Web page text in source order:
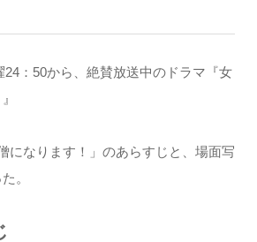
：50から、絶賛放送中のドラマ『女
になります！」のあらすじと、場面写
。